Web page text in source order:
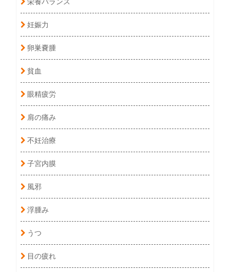
妊娠力
卵巣嚢腫
貧血
眼精疲労
肩の痛み
不妊治療
子宮内膜
風邪
浮腫み
うつ
目の疲れ